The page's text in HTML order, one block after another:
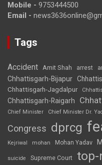
Mobile - 9753444500
Email -
Tags
Accident Amit Shah arrest
Chhattisgarh-Bijapur
Chhattisgarh-Jagdalpur
Chhattisgarh-Raigarh
Chief Minister
Chief Minister Dr.
Congress dprcg
Kejriwal mohan Mohan Yadav
suicide Supreme Court top-